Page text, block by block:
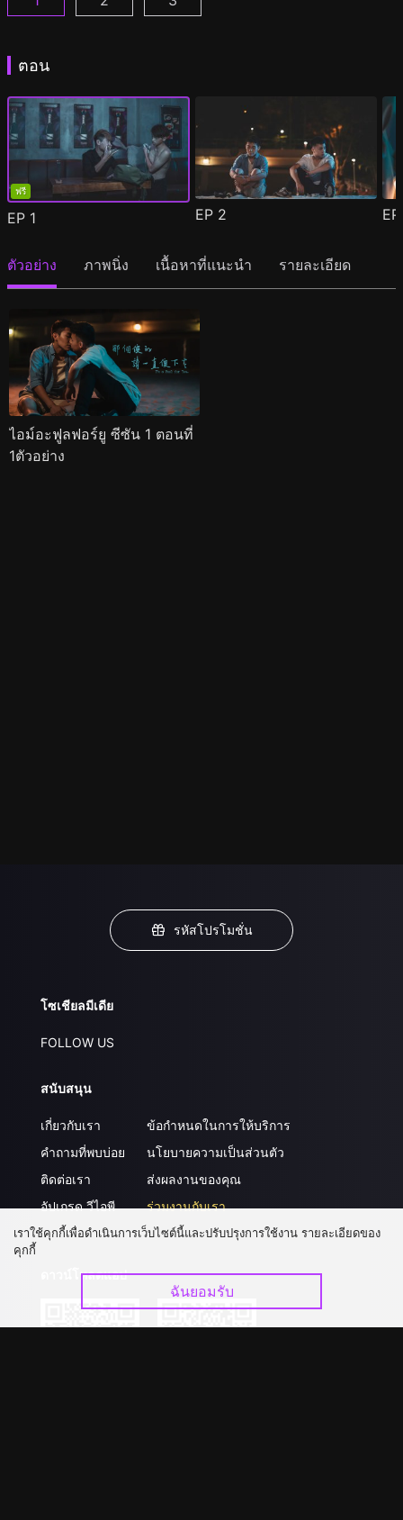
ตอน
ฟรี
EP 1 EP 2
ตัวอย่าง ภาพนิ่ง เนื้อหาที่แนะนำ รายละเอียด
ไอม์อะฟูลฟอร์ยู ซีซัน 1 ตอนที่
1ตัวอย่าง
รหัสโปรโมชั่น
โซเชียลมีเดีย
FOLLOW US
สนับสนุน
เกี่ยวกับเรา
คำถามที่พบบ่อย
ติดต่อเรา
อัปเกรด วีไอพี
ข้อกำหนดในการให้บริการ
นโยบายความเป็นส่วนตัว
ส่งผลงานของคุณ
ร่วมงานกับเรา
ดาวน์โหลดแอป
เราใช้คุกกี้เพื่อดำเนินการเว็บไซต์นี้และปรับปรุงการใช้งาน รายละเอียดของ
คุกกี้
ฉันยอมรับ